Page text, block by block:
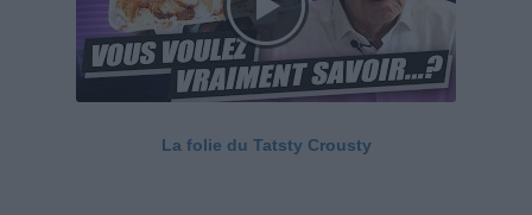
La folie du Tatsty Crousty